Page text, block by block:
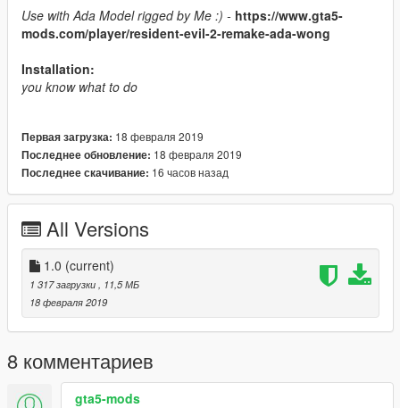
Use with Ada Model rigged by Me :) - https://www.gta5-
mods.com/player/resident-evil-2-remake-ada-wong
Installation:
you know what to do
Первая загрузка: 18 февраля 2019
Последнее обновление: 18 февраля 2019
Последнее скачивание: 16 часов назад
All Versions
1.0 (current)
1 317 загрузки
, 11,5 МБ
18 февраля 2019
8 комментариев
gta5-mods